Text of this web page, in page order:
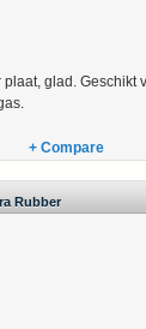
glad. Geschikt
+ Compare
Rubber